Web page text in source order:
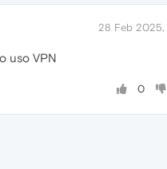
28 Feb
uso VPN
0